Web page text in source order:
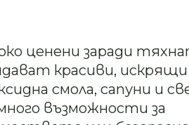
ценени заради
красиви, искрящи
смола, сапуни и
възможности за